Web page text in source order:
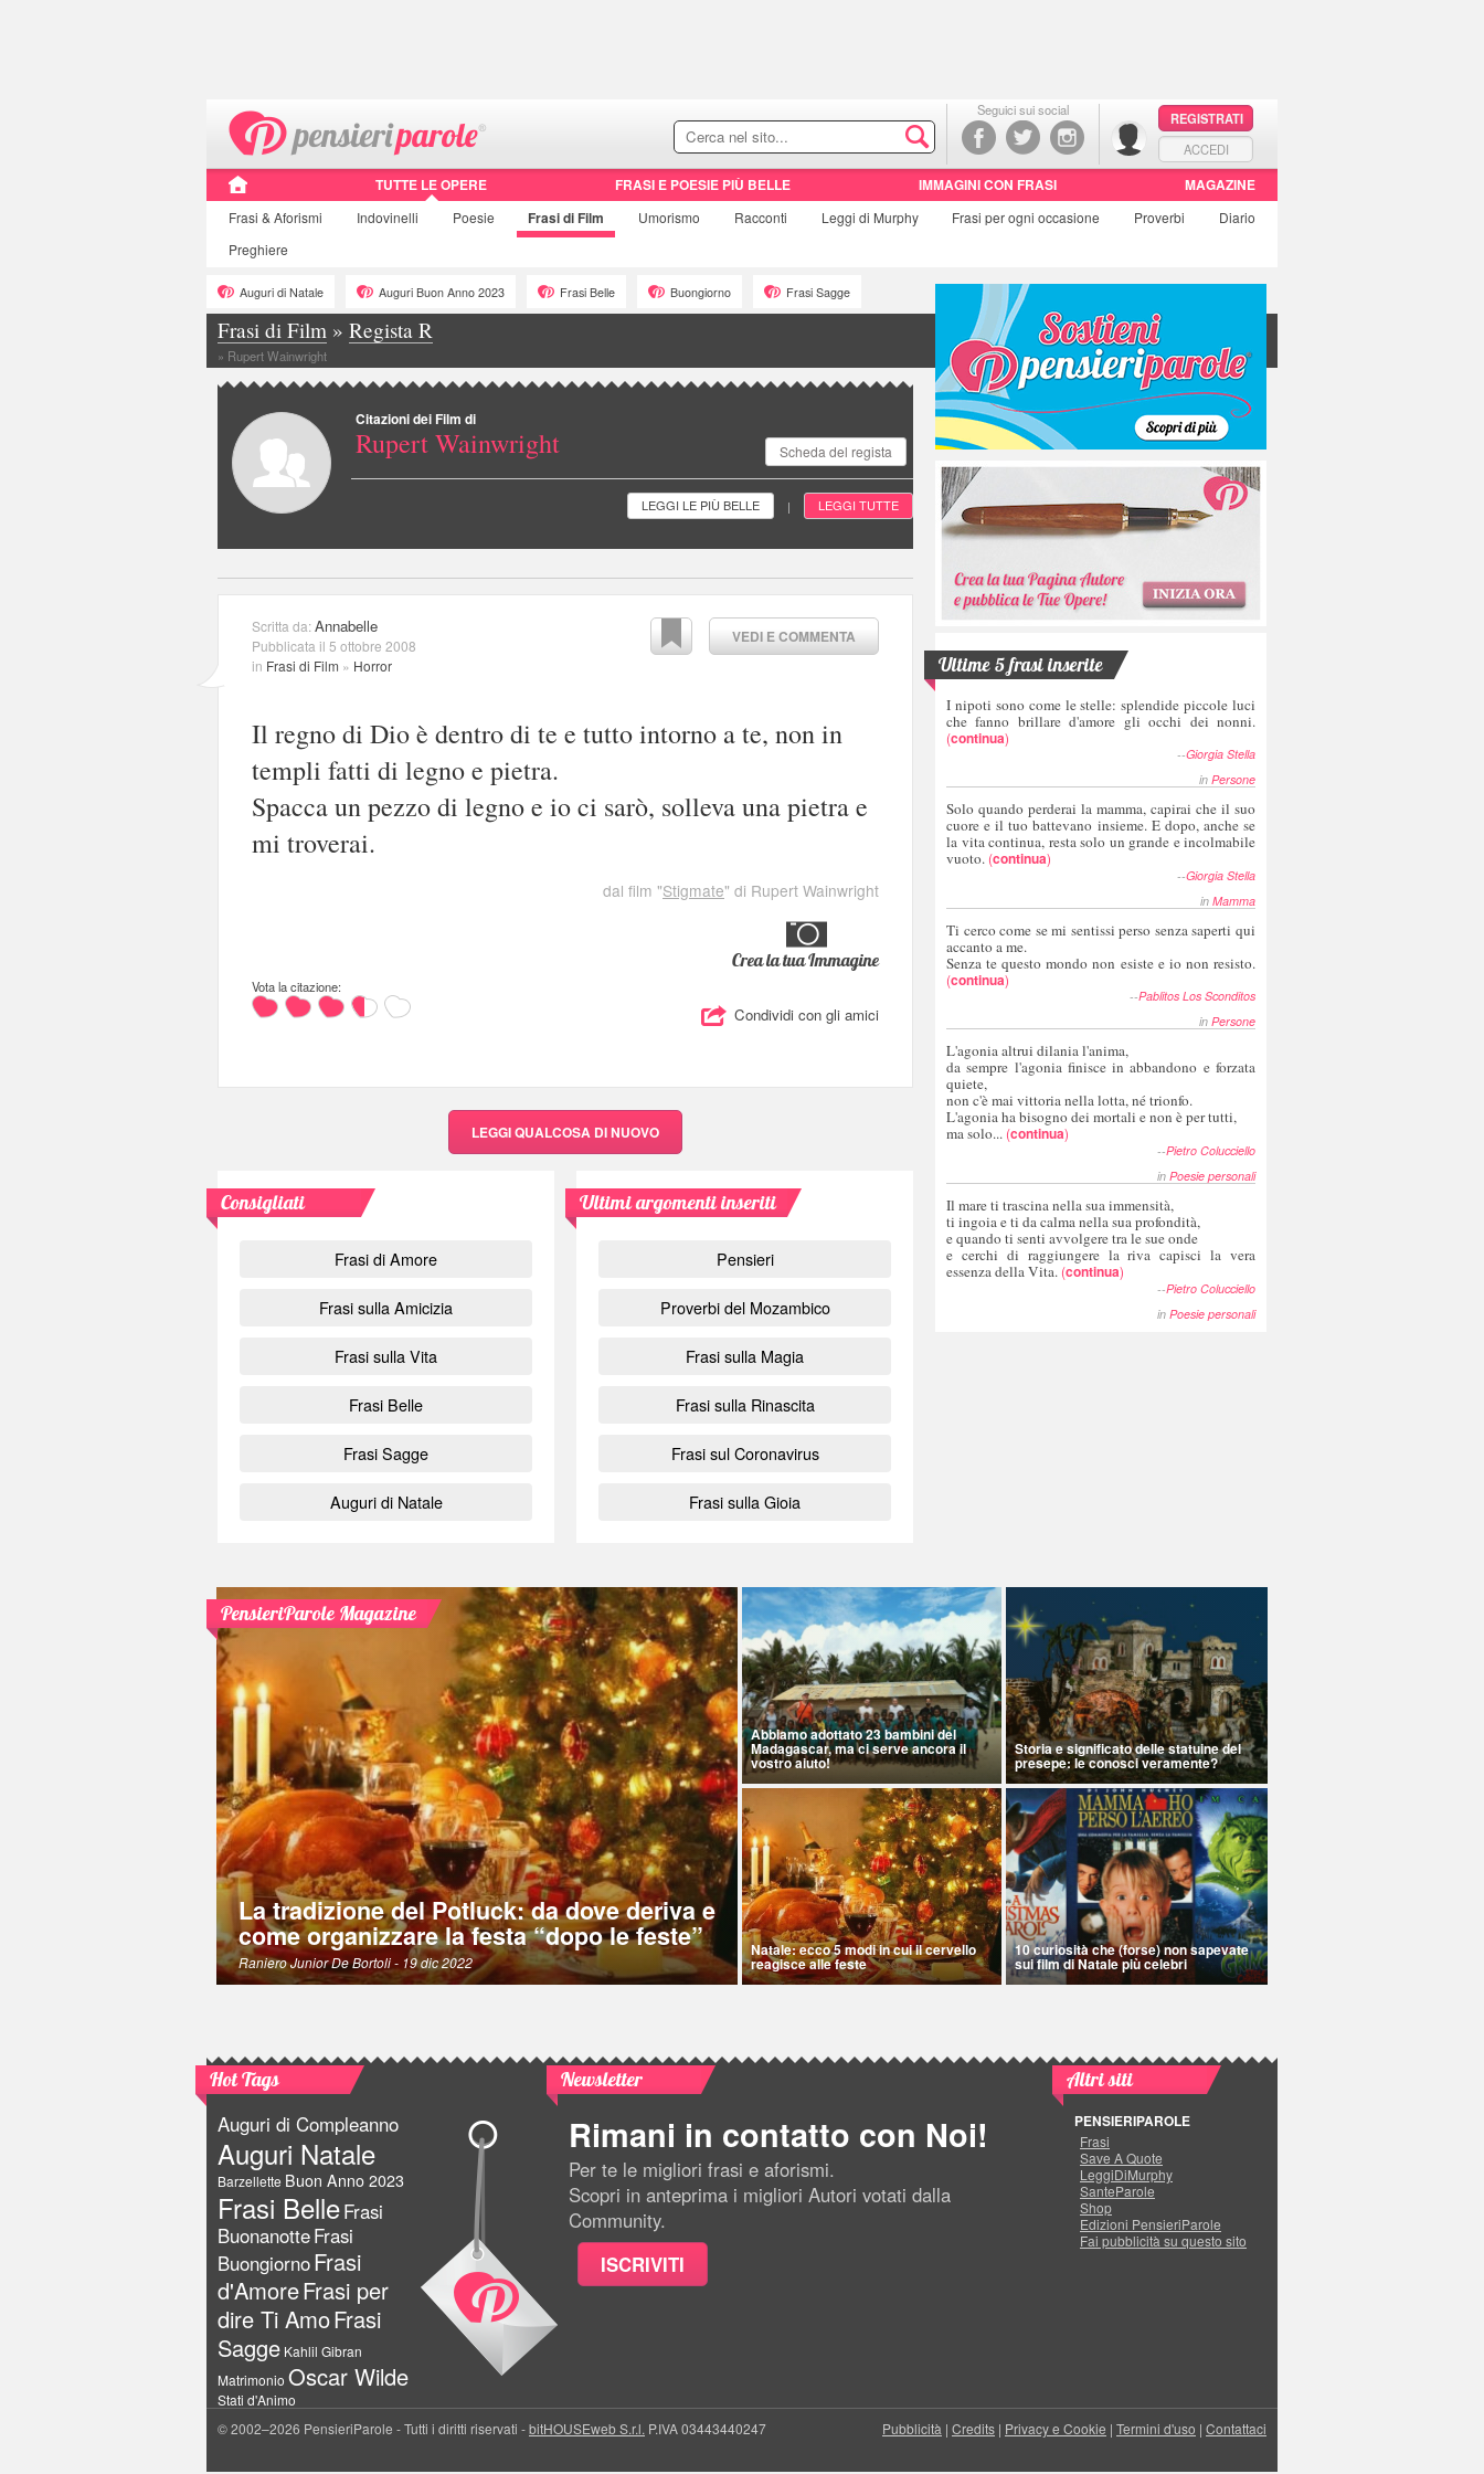
Seguici sui social
REGISTRATI
ACCEDI
TUTTE LE OPERE FRASI E POESIE PIÙ BELLE IMMAGINI CON FRASI MAGAZINE
Frasi & Aforismi Indovinelli Poesie Frasi di Film Umorismo Racconti Leggi di Murphy Frasiper ogni occasione Proverbi
Diario
Preghiere
Auguri di Natale Auguri Buon Anno 2023 Frasi Belle Buongiorno Frasi Sagge
Frasi di Film » Regista R
» Rupert Wainwright
Scheda del regista
Citazioni dei Film di
Rupert Wainwright
LEGGI LE PIÙ BELLE | LEGGI TUTTE
VEDI E COMMENTA
Scritta da:Annabelle
Pubblicata il 5 ottobre 2008
in Frasi di Film » Horror
Il regno di Dio è dentro di te e tutto intorno a te, non in
templi fatti di legno e pietra.
Spacca un pezzo di legno e io ci sarò, solleva una pietra e
mi troverai.
dal film "Stigmate" di Rupert Wainwright
Crea la tua Immagine
Vota la citazione:
Condividi con gli amici
LEGGI QUALCOSA DI NUOVO
Consigliati
Frasi di Amore
Frasi sulla Amicizia
Frasi sulla Vita
Frasi Belle
Frasi Sagge
Auguri di Natale
Ultimi argomenti inseriti
Pensieri
Proverbi del Mozambico
Frasi sulla Magia
Frasi sulla Rinascita
Frasi sul Coronavirus
Frasi sulla Gioia
Ultime 5 frasi inserite
I nipoti sono come le stelle: splendide piccole luci
che fanno brillare d'amore gli occhi dei nonni.
(continua)
--Giorgia Stella
in Persone
Solo quando perderai la mamma, capirai che il suo
cuore e il tuo battevano insieme. E dopo, anche se
la vita continua, resta solo un grande e incolmabile
vuoto. (continua)
--Giorgia Stella
in Mamma
Ti cerco come se mi sentissi perso senza saperti qui
accanto a me.
Senza te questo mondo non esiste e io non resisto.
(continua)
--Pablitos Los Sconditos
in Persone
L'agonia altrui dilania l'anima,
da sempre l'agonia finisce in abbandono e forzata
quiete,
non c'è mai vittoria nella lotta, né trionfo.
L'agonia ha bisogno dei mortali e non è per tutti,
ma solo... (continua)
--Pietro Colucciello
in Poesie personali
Il mare ti trascina nella sua immensità,
ti ingoia e ti da calma nella sua profondità,
e quando ti senti avvolgere tra le sue onde
e cerchi di raggiungere la riva capisci la vera
essenza della Vita. (continua)
--Pietro Colucciello
in Poesie personali
PensieriParole Magazine
La tradizione del Potluck: da dove deriva e
come organizzare la festa “dopo le feste”
Raniero Junior De Bortoli- 19 dic 2022
Abbiamo adottato 23 bambini del
Madagascar, ma ci serve ancora il
vostro aiuto!
Storia e significato delle statuine del
presepe: le conosci veramente?
Natale: ecco 5 modi in cui il cervello
reagisce alle feste
10 curiosità che (forse) non sapevate
sui film di Natale più celebri
Hot Tags
Auguri di Compleanno
Auguri Natale
Barzellette Buon Anno 2023
Frasi BelleFrasi
BuonanotteFrasi
BuongiornoFrasi
d'AmoreFrasi per
dire Ti AmoFrasi
Sagge Kahlil Gibran
Matrimonio Oscar Wilde
Stati d'Animo
Newsletter
Rimani in contatto con Noi!
Per te le migliori frasi e aforismi.
Scopri in anteprima i migliori Autori votati dalla
Community.
ISCRIVITI
Altri siti
PENSIERIPAROLE
Frasi
Save A Quote
LeggiDiMurphy
SanteParole
Shop
Edizioni PensieriParole
Fai pubblicità su questo sito
© 2002–2026 PensieriParole - Tutti i diritti riservati -bitHOUSEweb S.r.l. P.IVA 03443440247 Pubblicità | Credits | Privacy e Cookie | Termini d'uso | Contattaci